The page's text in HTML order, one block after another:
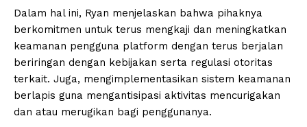
Dalam hal ini, Ryan menjelaskan bahwa pihaknya
berkomitmen untuk terus mengkaji dan meningkatkan
keamanan pengguna platform dengan terus berjalan
beriringan dengan kebijakan serta regulasi otoritas
terkait. Juga, mengimplementasikan sistem keamanan
berlapis guna mengantisipasi aktivitas mencurigakan
dan atau merugikan bagi penggunanya.